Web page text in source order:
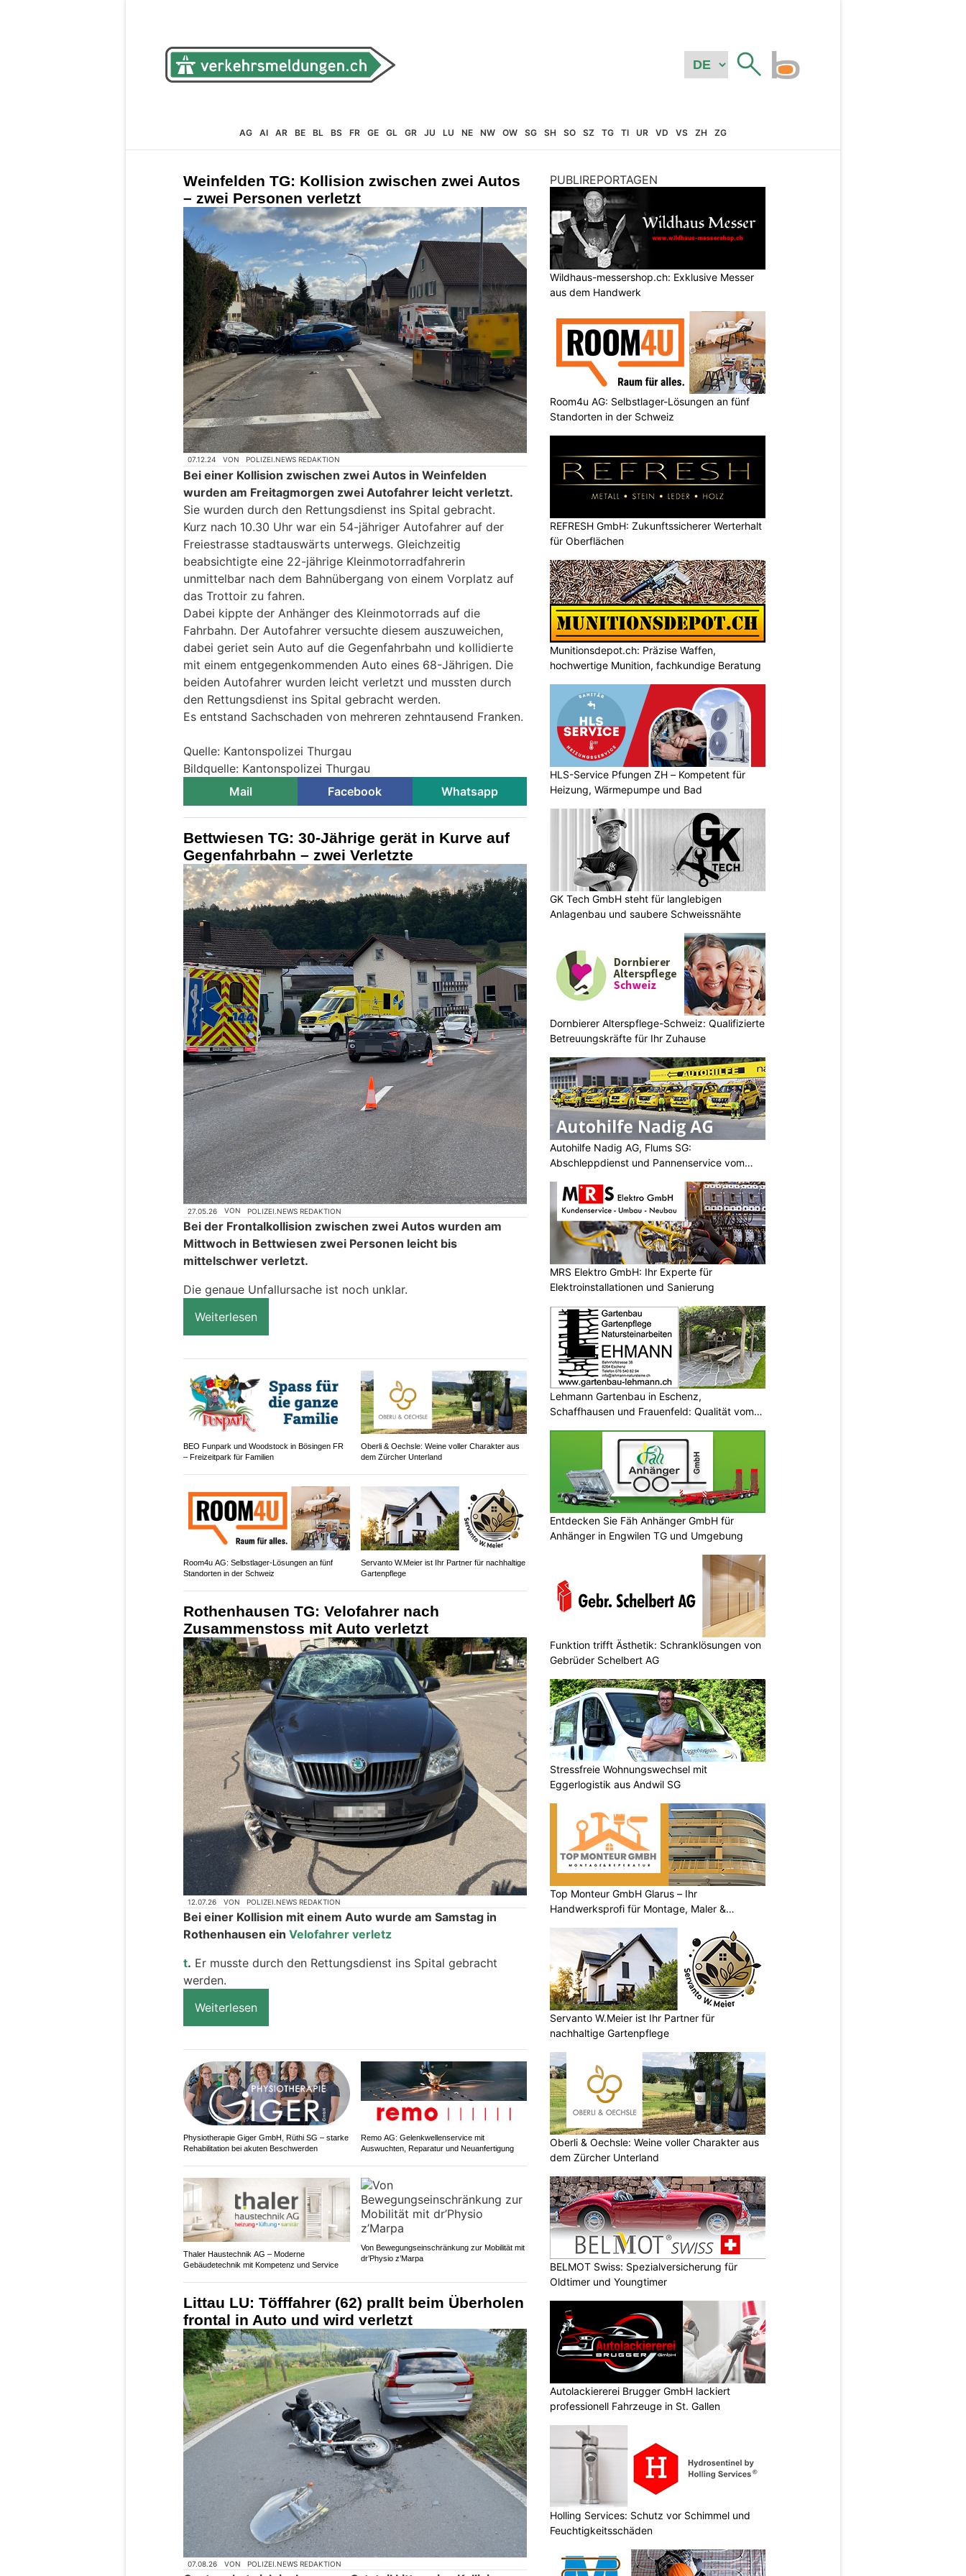
AG AI AR BE BL BS FR GE GL GR JU LU NE NW OW SG SH SO SZ TG TI UR VD VS ZH ZG
Weinfelden TG: Kollision zwischen zwei Autos
– zwei Personen verletzt
07.12.24 VON POLIZEI.NEWS REDAKTION
Bei einer Kollision zwischen zwei Autos in Weinfelden
wurden am Freitagmorgen zwei Autofahrer leicht verletzt.
Sie wurden durch den Rettungsdienst ins Spital gebracht.
Kurz nach 10.30 Uhr war ein 54-jähriger Autofahrer auf der
Freiestrasse stadtauswärts unterwegs. Gleichzeitig
beabsichtigte eine 22-jährige Kleinmotorradfahrerin
unmittelbar nach dem Bahnübergang von einem Vorplatz auf
das Trottoir zu fahren.
Dabei kippte der Anhänger des Kleinmotorrads auf die
Fahrbahn. Der Autofahrer versuchte diesem auszuweichen,
dabei geriet sein Auto auf die Gegenfahrbahn und kollidierte
mit einem entgegenkommenden Auto eines 68-Jährigen. Die
beiden Autofahrer wurden leicht verletzt und mussten durch
den Rettungsdienst ins Spital gebracht werden.
Es entstand Sachschaden von mehreren zehntausend Franken.
Quelle: Kantonspolizei Thurgau
Bildquelle: Kantonspolizei Thurgau
Mail
Facebook Whatsapp
Bettwiesen TG: 30-Jährige gerät in Kurve auf
Gegenfahrbahn – zwei Verletzte
27.05.26 VON POLIZEI.NEWS REDAKTION
Bei der Frontalkollision zwischen zwei Autos wurden am
Mittwoch in Bettwiesen zwei Personen leicht bis
mittelschwer verletzt.
Die genaue Unfallursache ist noch unklar.
Weiterlesen
BEO Funpark und Woodstock in Bösingen FR
– Freizeitpark für Familien
Oberli & Oechsle: Weine voller Charakter aus
dem Zürcher Unterland
Room4u AG: Selbstlager-Lösungen an fünf
Standorten in der Schweiz
Servanto W.Meier ist Ihr Partner für nachhaltige
Gartenpflege
Rothenhausen TG: Velofahrer nach
Zusammenstoss mit Auto verletzt
12.07.26 VON POLIZEI.NEWS REDAKTION
Bei einer Kollision mit einem Auto wurde am Samstag in
Rothenhausen ein Velofahrer verletz
t. Er musste durch den Rettungsdienst ins Spital gebracht
werden.
Weiterlesen
Physiotherapie Giger GmbH, Rüthi SG – starke
Rehabilitation bei akuten Beschwerden
Remo AG: Gelenkwellenservice mit
Auswuchten, Reparatur und Neuanfertigung
Thaler Haustechnik AG – Moderne
Gebäudetechnik mit Kompetenz und Service
Von Bewegungseinschränkung zur Mobilität mit
dr’Physio z’Marpa
Littau LU: Töfffahrer (62) prallt beim Überholen
frontal in Auto und wird verletzt
07.08.26 VON POLIZEI.NEWS REDAKTION
PUBLIREPORTAGEN
Wildhaus-messershop.ch: Exklusive Messer
aus dem Handwerk
Room4u AG: Selbstlager-Lösungen an fünf
Standorten in der Schweiz
REFRESH GmbH: Zukunftssicherer Werterhalt
für Oberflächen
Munitionsdepot.ch: Präzise Waffen,
hochwertige Munition, fachkundige Beratung
HLS-Service Pfungen ZH – Kompetent für
Heizung, Wärmepumpe und Bad
GK Tech GmbH steht für langlebigen
Anlagenbau und saubere Schweissnähte
Dornbierer Alterspflege-Schweiz: Qualifizierte
Betreuungskräfte für Ihr Zuhause
Autohilfe Nadig AG, Flums SG:
Abschleppdienst und Pannenservice vom
MRS Elektro GmbH: Ihr Experte für
Elektroinstallationen und Sanierung
Lehmann Gartenbau in Eschenz,
Schaffhausen und Frauenfeld: Qualität vom
Entdecken Sie Fäh Anhänger GmbH für
Anhänger in Engwilen TG und Umgebung
Funktion trifft Ästhetik: Schranklösungen von
Gebrüder Schelbert AG
Stressfreie Wohnungswechsel mit
Eggerlogistik aus Andwil SG
Top Monteur GmbH Glarus – Ihr
Handwerksprofi für Montage, Maler &
Servanto W.Meier ist Ihr Partner für
nachhaltige Gartenpflege
Oberli & Oechsle: Weine voller Charakter aus
dem Zürcher Unterland
BELMOT Swiss: Spezialversicherung für
Oldtimer und Youngtimer
Autolackiererei Brugger GmbH lackiert
professionell Fahrzeuge in St. Gallen
Holling Services: Schutz vor Schimmel und
Feuchtigkeitsschäden